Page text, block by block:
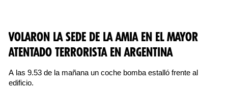
VOLARON LA SEDE DE LA AMIA EN EL MAYOR
ATENTADO TERRORISTA EN ARGENTINA
A las 9.53 de la mañana un coche bomba estalló frente al
edificio.